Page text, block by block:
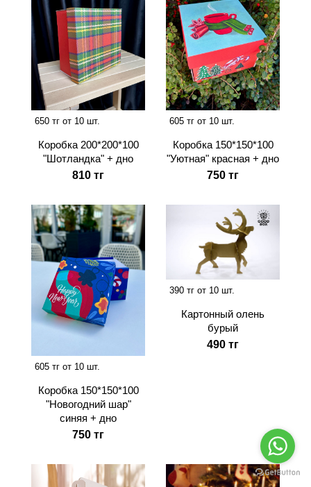
650 тг от 10 шт.
Коробка 200*200*100
"Шотландка" + дно
810 тг
605 тг от 10 шт.
Коробка 150*150*100
"Уютная" красная + дно
750 тг
605 тг от 10 шт.
Коробка 150*150*100
"Новогодний шар"
синяя + дно
750 тг
390 тг от 10 шт.
Картонный олень
бурый
490 тг